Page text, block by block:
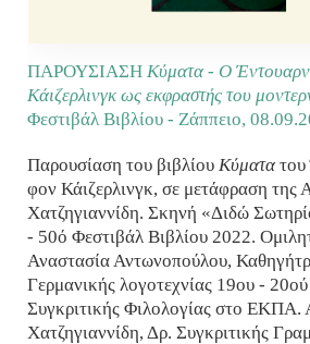
ΠΑΡΟΥΣΙΑΣΗ Κύματα - Ο
Κάιζερλινγκ ως εκφραστής του
Φεστιβάλ Βιβλίου - Ζάππειο,
Παρουσίαση του βιβλίου Κύματα
φον Κάιζερλινγκ, σε μετάφραση της
Χατζηγιαννίδη. Σκηνή «Διδώ
- 50ό Φεστιβάλ Βιβλίου 2022.
Αναστασία Αντωνοπούλου,
Γερμανικής λογοτεχνίας 19ου - 20ού
Συγκριτικής Φιλολογίας στο ΕΚΠΑ.
Χατζηγιαννίδη, Δρ. Συγκριτικής